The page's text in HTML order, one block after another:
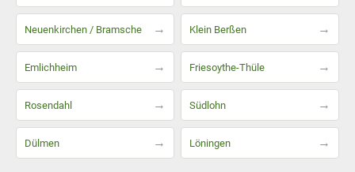
Neuenkirchen / Bramsche → Klein Berßen →
Emlichheim → Friesoythe-Thüle →
Rosendahl → Südlohn →
Dülmen → Löningen →